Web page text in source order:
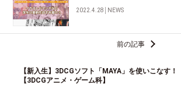
2022.4.28 NEWS
前の記事
【新入生】3DCGソフト「MAYA」を使いこなす！
【3DCGアニメ・ゲーム科】